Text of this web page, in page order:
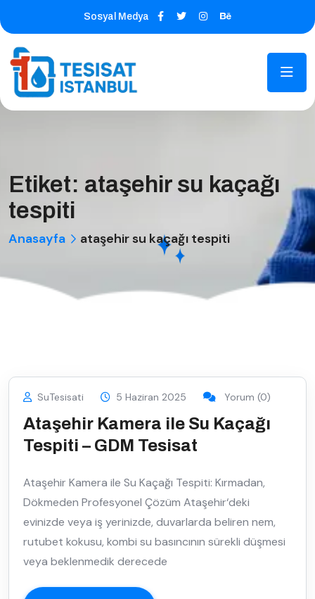
Sosyal Medya
Etiket: ataşehir su kaçağı
tespiti
Anasayfa ataşehir su kaçağı tespiti
SuTesisati 5 Haziran 2025 Yorum (0)
Ataşehir Kamera ile Su Kaçağı
Tespiti – GDM Tesisat
Ataşehir Kamera ile Su Kaçağı Tespiti: Kırmadan,
Dökmeden Profesyonel Çözüm Ataşehir‘deki
evinizde veya iş yerinizde, duvarlarda beliren nem,
rutubet kokusu, kombi su basıncının sürekli düşmesi
veya beklenmedik derecede